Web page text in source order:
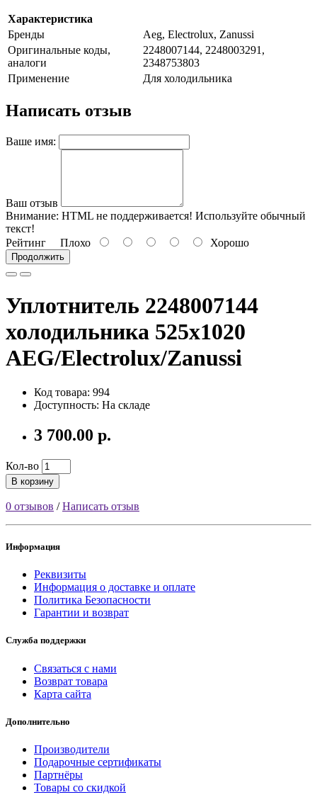
Характеристика
Бренды
Aeg, Electrolux, Zanussi
Оригинальные коды,
аналоги
2248007144, 2248003291,
2348753803
Применение
Для холодильника
Написать отзыв
Ваше имя:
Ваш отзыв
Внимание: HTML не поддерживается! Используйте обычный
текст!
Рейтинг Плохо Хорошо
Продолжить
Уплотнитель 2248007144
холодильника 525x1020
AEG/Electrolux/Zanussi
Код товара: 994
Доступность: На складе
3 700.00 р.
Кол-во
В корзину
0 отзывов /Написать отзыв
Информация
Реквизиты
Информация о доставке и оплате
Политика Безопасности
Гарантии и возврат
Служба поддержки
Связаться с нами
Возврат товара
Карта сайта
Дополнительно
Производители
Подарочные сертификаты
Партнёры
Товары со скидкой